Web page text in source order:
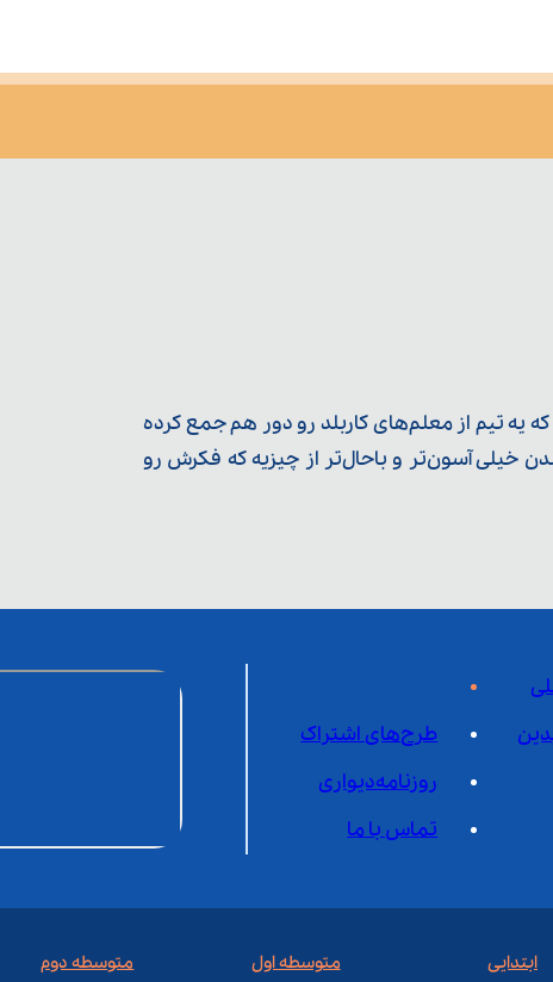
یه تیم از معلم‌‌های کاربلد رو دور هم جمع کرده
خیلی آسون‌تر و باحال‌تر از چیزیه که فکرش رو
طرح‌های اشتراک
روزنامه‌دیواری
تماس با ما
ابتدایی متوسطه اول متوسطه دوم